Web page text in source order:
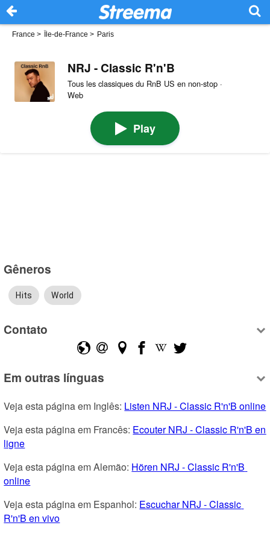
France > Île-de-France > Paris
NRJ - Classic R'n'B
Tous les classiques du RnB US en non-stop ·
Web
Play
Gêneros
Hits World
Contato
Em outras línguas
Veja esta página em Inglês: Listen NRJ - Classic R'n'B online
Veja esta página em Francês: Ecouter NRJ - Classic R'n'B en
ligne
Veja esta página em Alemão: Hören NRJ - Classic R'n'B
online
Veja esta página em Espanhol: Escuchar NRJ - Classic
R'n'B en vivo